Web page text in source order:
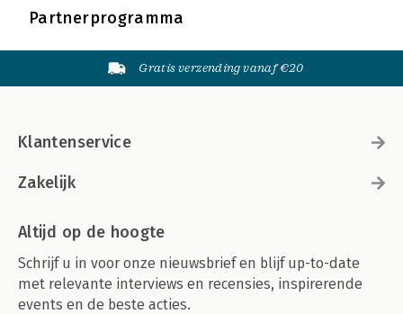
Partnerprogramma
Gratis verzending vanaf €20
Klantenservice
Zakelijk
Altijd op de hoogte
Schrijf u in voor onze nieuwsbrief en blijf up-to-date
met relevante interviews en recensies, inspirerende
events en de beste acties.